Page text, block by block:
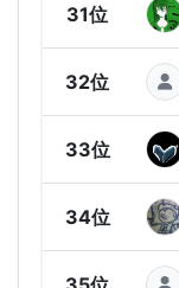
31位
32位
33位
34位